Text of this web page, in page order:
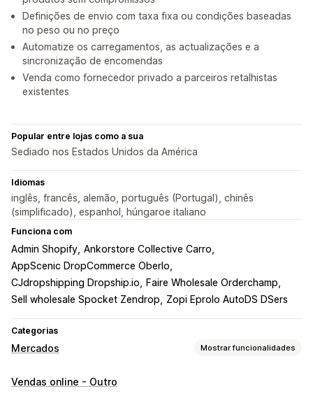
Definições de envio com taxa fixa ou condições baseadas
no peso ou no preço
Automatize os carregamentos, as actualizações e a
sincronização de encomendas
Venda como fornecedor privado a parceiros retalhistas
existentes
Popular entre lojas como a sua
Sediado nos Estados Unidos da América
Idiomas
inglês, francês, alemão, português (Portugal), chinês
(simplificado), espanhol, húngaroe italiano
Funciona com
Admin Shopify Ankorstore Collective Carro
AppScenic DropCommerce Oberlo
CJdropshipping Dropship.io
Faire Wholesale Orderchamp
Sell wholesale Spocket Zendrop
Zopi Eprolo AutoDS DSers
Categorias
Mercados Mostrar funcionalidades
Gestão de listagens
Vendas online - Outro